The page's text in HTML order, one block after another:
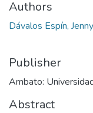
Authors
Dávalos Espín,
Publisher
Ambato:
Abstract